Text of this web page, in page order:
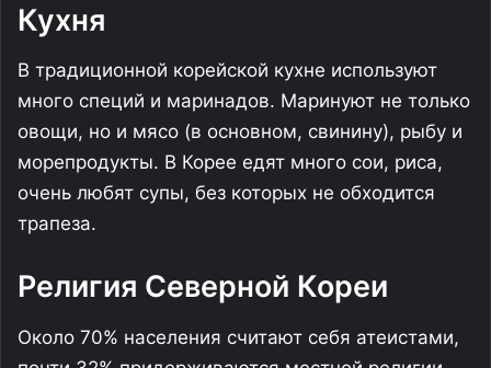
Кухня
В традиционной корейской кухне используют
много специй и маринадов. Маринуют не только
овощи, но и мясо (в основном, свинину), рыбу и
морепродукты. В Корее едят много сои, риса,
очень любят супы, без которых не обходится
трапеза.
Религия Северной Кореи
Около 70% населения считают себя атеистами,